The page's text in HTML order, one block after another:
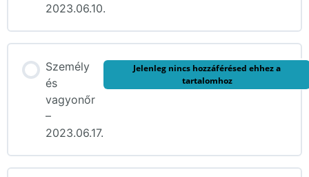
2023.06.10.
Személy
és
vagyonőr
–
2023.06.17.
Jelenleg nincs hozzáférésed ehhez a
tartalomhoz